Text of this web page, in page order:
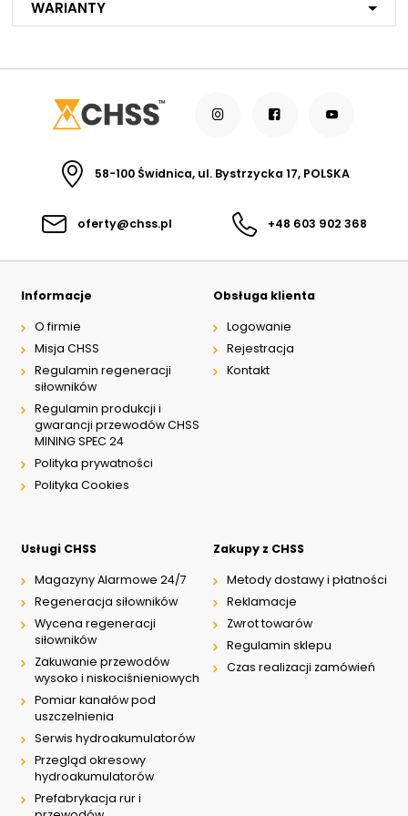
MP*
R1
R7
Rated supply voltage of
02100
Warianty
58-100 Świdnica, ul. Bystrzycka 17, POLSKA
oferty@chss.pl +48 603 902 368
Informacje
O firmie
Misja CHSS
Regulamin regeneracji
siłowników
Regulamin produkcji i
gwarancji przewodów CHSS
MINING SPEC 24
Polityka prywatności
Polityka Cookies
Obsługa klienta
Logowanie
Rejestracja
Kontakt
Usługi CHSS
Magazyny Alarmowe 24/7
Regeneracja siłowników
Wycena regeneracji
siłowników
Zakuwanie przewodów
wysoko i niskociśnieniowych
Pomiar kanałów pod
uszczelnienia
Serwis hydroakumulatorów
Przegląd okresowy
hydroakumulatorów
Prefabrykacja rur i
Zakupy z CHSS
Metody dostawy i płatności
Reklamacje
Zwrot towarów
Regulamin sklepu
Czas realizacji zamówień